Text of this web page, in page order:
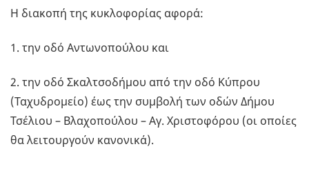
Η διακοπή της κυκλοφορίας αφορά:
1. την οδό Αντωνοπούλου και
2. την οδό Σκαλτσοδήμου από την οδό Κύπρου
(Ταχυδρομείο) έως την συμβολή των οδών Δήμου
Τσέλιου – Βλαχοπούλου – Αγ. Χριστοφόρου (οι οποίες
θα λειτουργούν κανονικά).